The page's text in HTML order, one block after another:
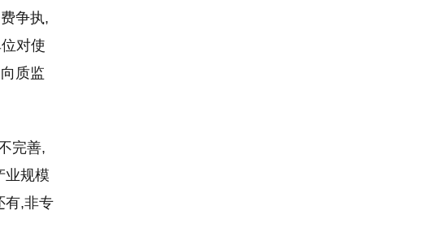
争执,
对使
质监
完善,
业规模
有,非专